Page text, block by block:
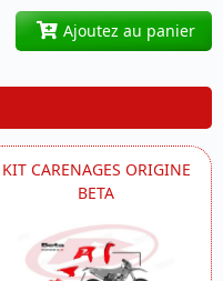
Ajoutez au panier
KIT CARENAGES ORIGINE
BETA